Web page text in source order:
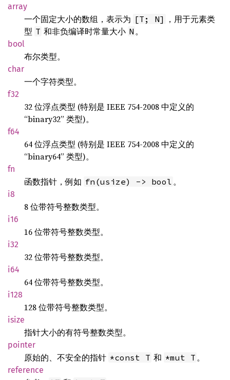
array
一个固定大小的数组，表示为 [T; N]
，用于元素类
型 T 和非负编译时常量大小 N 。
bool
布尔类型。
char
一个字符类型。
f32
32 位浮点类型 (特别是 IEEE 754-2008 中定义的
“binary32” 类型)。
f64
64 位浮点类型 (特别是 IEEE 754-2008 中定义的
“binary64” 类型)。
fn
函数指针，例如 fn(usize) -> bool 。
i8
8 位带符号整数类型。
i16
16 位带符号整数类型。
i32
32 位带符号整数类型。
i64
64 位带符号整数类型。
i128
128 位带符号整数类型。
isize
指针大小的有符号整数类型。
pointer
原始的、不安全的指针 *const T 和 *mut T 。
reference